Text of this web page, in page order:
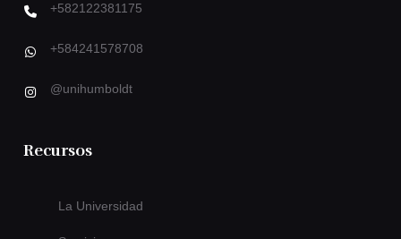
+582122381175
+584241578708
@unihumboldt
Recursos
La Universidad